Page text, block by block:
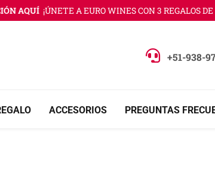
AQUÍ ¡ÚNETE A EURO WINES CON 3 REGALOS DE
+51-938-
ACCESORIOS PREGUNTAS